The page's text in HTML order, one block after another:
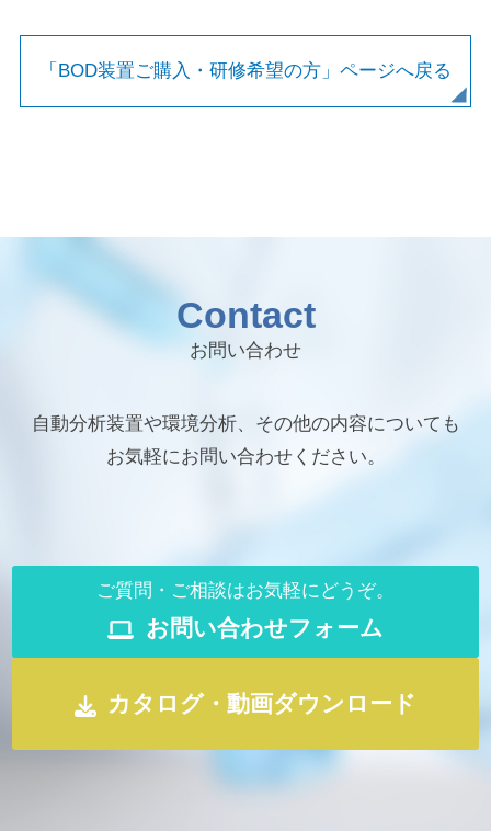
「BOD装置ご購入・研修希望の方」ページへ戻る
Contact
お問い合わせ
自動分析装置や環境分析、その他の内容についても
お気軽にお問い合わせください。
ご質問・ご相談はお気軽にどうぞ。
お問い合わせフォーム
カタログ・動画ダウンロード